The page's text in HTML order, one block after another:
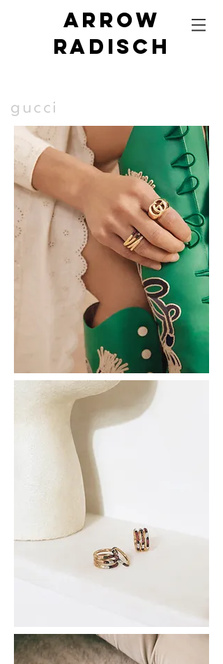
Arrow
radisch
gucci